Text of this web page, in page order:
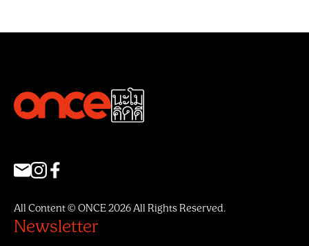
All Content © ONCE 2026 All Rights Reserved.
Newsletter